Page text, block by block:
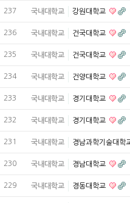
237 국내대학교 강원대학교
236 국내대학교 건국대학교
235 국내대학교 건국대학교
234 국내대학교 건양대학교
233 국내대학교 경기대학교
232 국내대학교 경기대학교
231 국내대학교 경남과학기술대학
230 국내대학교 경남대학교
229 국내대학교 경동대학교